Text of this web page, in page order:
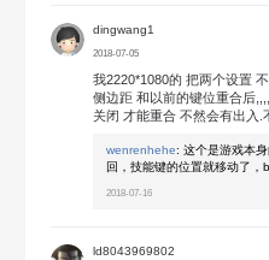
dingwang1
2018-07-05
我2220*1080的 把两个设置
侧边距 和以前的键位重合后
关闭 才能重合 不然会有出入.
wenrenhehe: 这个是游戏本
回，技能键的位置就移动了，
2018-07-16
ld8043969802